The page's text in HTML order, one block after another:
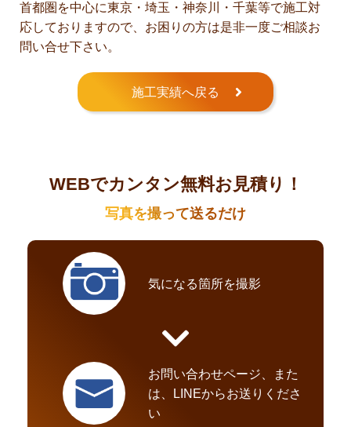
首都圏を中心に東京・埼玉・神奈川・千葉等で施工対
応しておりますので、お困りの方は是非一度ご相談お
問い合せ下さい。
施工実績へ戻る
WEBでカンタン無料お見積り！
写真を撮って送るだけ
気になる箇所を撮影
お問い合わせページ、また
は、LINEからお送りくださ
い